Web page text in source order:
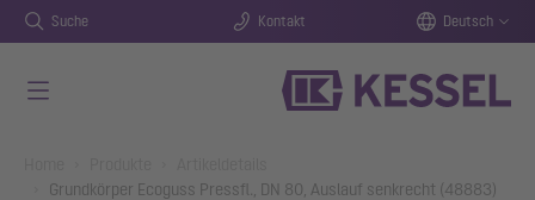
Suche Kontakt Deutsch
Grundkörper Ecoguss Pressfl., DN 80, Auslauf senkrecht (48883)